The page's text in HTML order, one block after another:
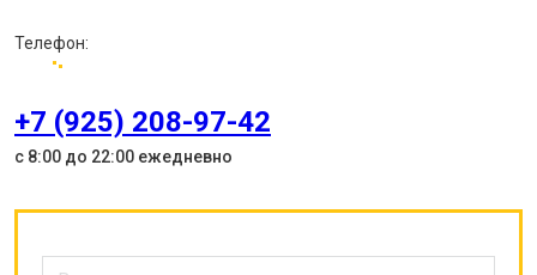
Телефон:
+7 (925) 208-97-42
с 8:00 до 22:00 ежедневно